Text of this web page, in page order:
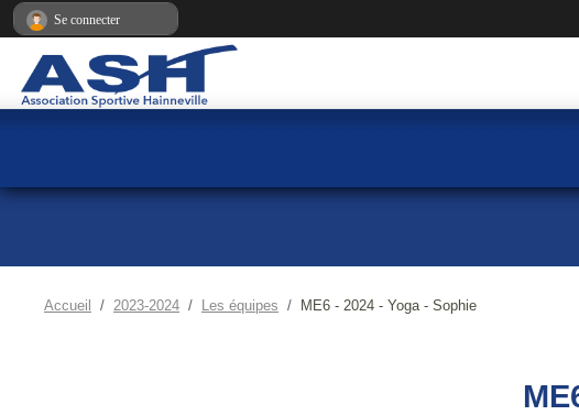
Accueil 2023-2024 Les équipes ME6 - 2024 - Yoga - Sophie
Se connecter
Panneau de gestion des cookies